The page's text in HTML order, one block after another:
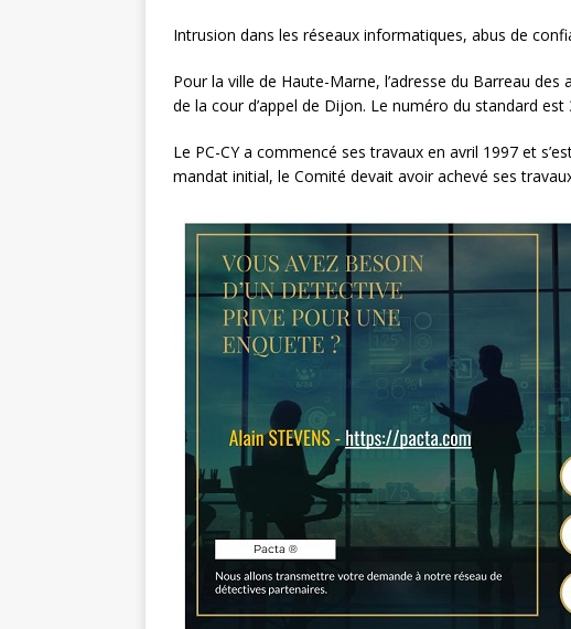
Intrusion dans les réseaux informatiques, abus de
Pour la ville de Haute-Marne, l’adresse du Barreau
de la cour d’appel de Dijon. Le numéro du standard est
Le PC-CY a commencé ses travaux en avril 1997 et
mandat initial, le Comité devait avoir achevé ses